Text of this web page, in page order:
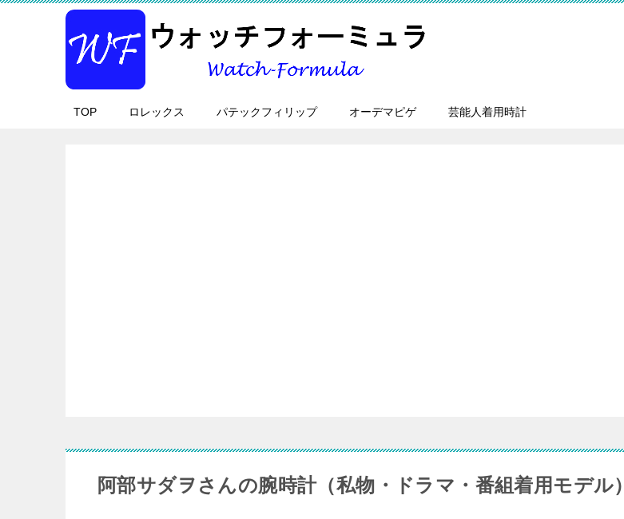
TOP ロレックス パテックフィリップ オーデマピゲ 芸能人着用時計
阿部サダヲさんの腕時計（私物・ドラマ・番組着用モデル）